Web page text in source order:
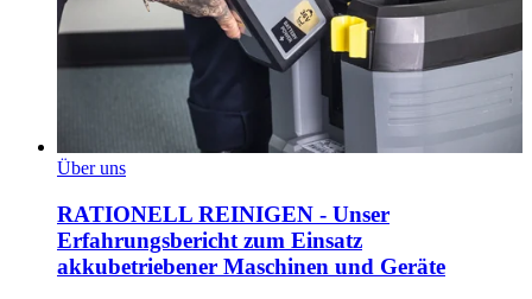
Über uns
RATIONELL REINIGEN - Unser
Erfahrungsbericht zum Einsatz
akkubetriebener Maschinen und Geräte